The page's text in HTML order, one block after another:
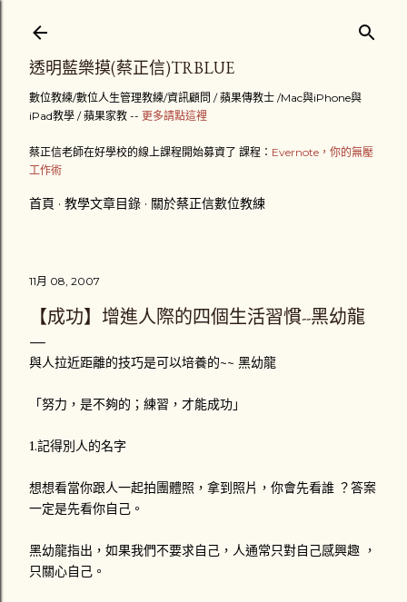
透明藍樂摸(蔡正信)TRBLUE
數位教練/數位人生管理教練/資訊顧問 / 蘋果傳教士 /Mac與iPhone與
iPad教學 / 蘋果家教 -- 更多請點這裡
蔡正信老師在好學校的線上課程開始募資了 課程： Evernote，你的無壓
工作術
首頁 教學文章目錄 關於蔡正信數位教練
11月 08, 2007
【成功】增進人際的四個生活習慣--黑幼龍
與人拉近距離的技巧是可以培養的~~ 黑幼龍
「努力，是不夠的；練習，才能成功」
1.記得別人的名字
想想看當你跟人一起拍團體照，拿到照片，你會先看誰 ？答案
一定是先看你自己。
黑幼龍指出，如果我們不要求自己，人通常只對自己感興趣 ，
只關心自己。